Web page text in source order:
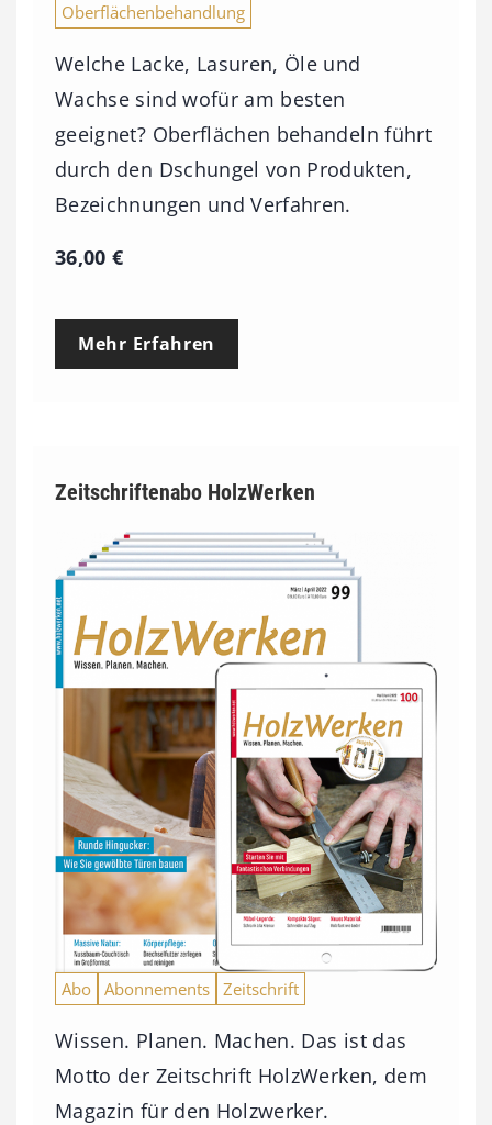
Oberflächenbehandlung
Welche Lacke, Lasuren, Öle und
Wachse sind wofür am besten
geeignet? Oberflächen behandeln führt
durch den Dschungel von Produkten,
Bezeichnungen und Verfahren.
36,00€
Mehr Erfahren
Zeitschriftenabo HolzWerken
Abo Abonnements Zeitschrift
Wissen. Planen. Machen. Das ist das
Motto der Zeitschrift HolzWerken, dem
Magazin für den Holzwerker.